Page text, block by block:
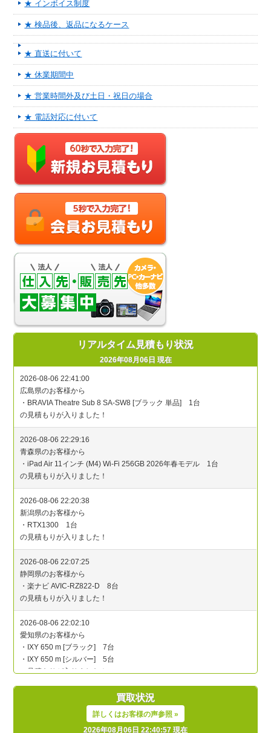
★ インボイス制度
★ 検品後、返品になるケース
★ 直送に付いて
★ 休業期間中
★ 営業時間外及び土日・祝日の場合
★ 電話対応に付いて
リアルタイム見積もり状況
2026年08月06日 現在
買取状況
詳しくはお客様の声参照 »
2026年08月06日 22:40:57 現在